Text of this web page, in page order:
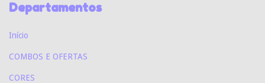
Departamentos
Início
COMBOS E OFERTAS
CORES